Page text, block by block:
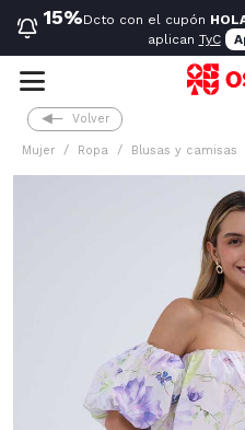
15%Dcto con el cupón
aplican TyC
Volver
Mujer Ropa Blusas y camisas